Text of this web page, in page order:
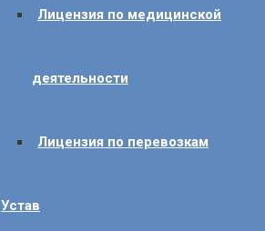
Лицензия по медицинской
деятельности
Лицензия по перевозкам
Устав